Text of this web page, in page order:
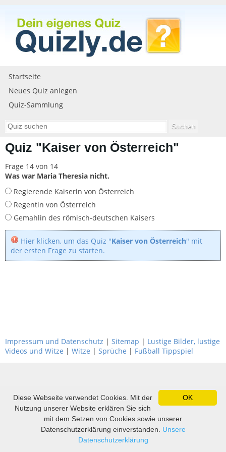
Startseite
Neues Quiz anlegen
Quiz-Sammlung
Quiz "Kaiser von Österreich"
Frage 14 von 14
Was war Maria Theresia nicht.
Regierende Kaiserin von Österreich
Regentin von Österreich
Gemahlin des römisch-deutschen Kaisers
Hier klicken, um das Quiz "Kaiser von Österreich" mit
der ersten Frage zu starten.
Impressum und Datenschutz | Sitemap | Lustige Bilder, lustige
Videos und Witze | Witze | Sprüche | Fußball Tippspiel
OK
Diese Webseite verwendet Cookies. Mit der
Nutzung unserer Website erklären Sie sich
mit dem Setzen von Cookies sowie unserer
Datenschutzerklärung einverstanden. Unsere
Datenschutzerklärung